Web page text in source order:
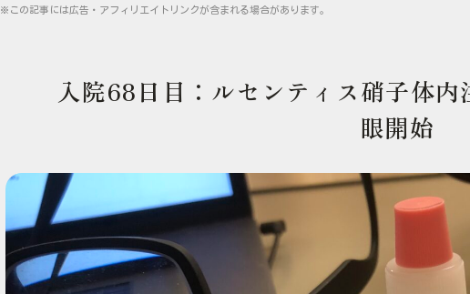
※この記事には広告・アフィリエイトリンクが含まれる場合があります。
入院68日目：ルセンティス硝子体
眼開始